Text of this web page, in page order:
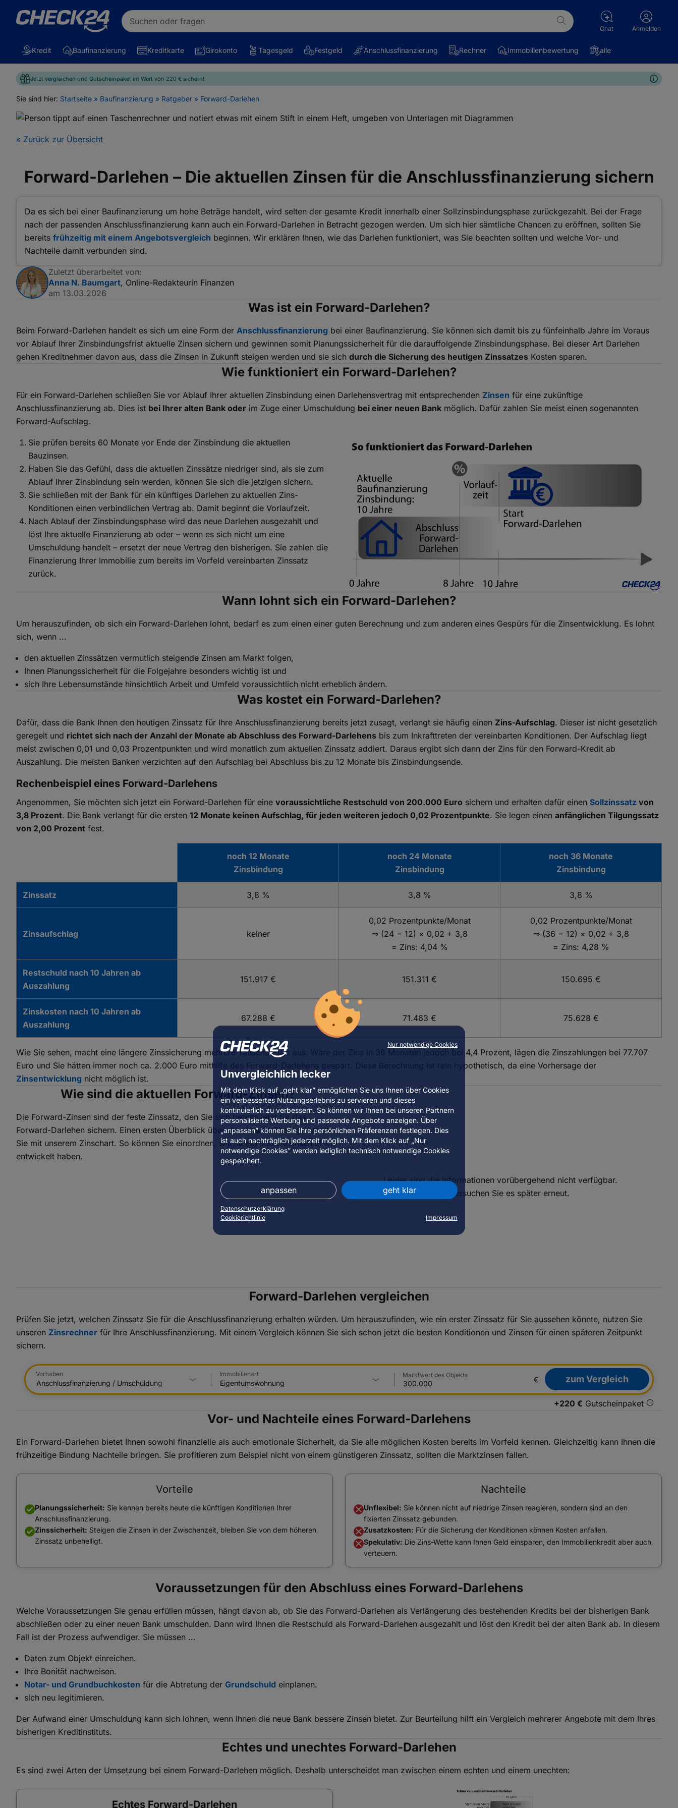
Nur notwendige Cookies
Unvergleichlich lecker
Mit dem Klick auf „geht klar” ermöglichen Sie uns Ihnen über Cookies
ein verbessertes Nutzungserlebnis zu servieren und dieses
kontinuierlich zu verbessern. So können wir Ihnen bei unseren Partnern
personalisierte Werbung und passende Angebote anzeigen. Über
„anpassen” können Sie Ihre persönlichen Präferenzen festlegen. Dies
ist auch nachträglich jederzeit möglich. Mit dem Klick auf „Nur
notwendige Cookies” werden lediglich technisch notwendige Cookies
gespeichert.
anpassen geht klar
Datenschutzerklärung
Cookierichtlinie
Impressum
Suchen oder fragen
Chat Anmelden
Kredit Baufinanzierung Kreditkarte Girokonto Tagesgeld Festgeld Anschlussfinanzierung Rechner Immobilienbewertung alle
Jetzt vergleichen und Gutscheinpaket im Wert von 220 € sichern!
Sie sind hier: Startseite » Baufinanzierung » Ratgeber » Forward-Darlehen
« Zurück zur Übersicht
Forward-Darlehen – Die aktuellen Zinsen für die Anschlussfinanzierung sichern
Da es sich bei einer Baufinanzierung um hohe Beträge handelt, wird selten der gesamte Kredit innerhalb einer Sollzinsbindungsphase zurückgezahlt. Bei der Frage
nach der passenden Anschlussfinanzierung kann auch ein Forward-Darlehen in Betracht gezogen werden. Um sich hier sämtliche Chancen zu eröffnen, sollten Sie
bereits frühzeitig mit einem Angebotsvergleich beginnen. Wir erklären Ihnen, wie das Darlehen funktioniert, was Sie beachten sollten und welche Vor- und
Nachteile damit verbunden sind.
Zuletzt überarbeitet von:
Anna N. Baumgart, Online-Redakteurin Finanzen
am 13.03.2026
Was ist ein Forward-Darlehen?
Beim Forward-Darlehen handelt es sich um eine Form der Anschlussfinanzierung bei einer Baufinanzierung. Sie können sich damit bis zu fünfeinhalb Jahre im Voraus
vor Ablauf Ihrer Zinsbindungsfrist aktuelle Zinsen sichern und gewinnen somit Planungssicherheit für die darauffolgende Zinsbindungsphase. Bei dieser Art Darlehen
gehen Kreditnehmer davon aus, dass die Zinsen in Zukunft steigen werden und sie sich durch die Sicherung des heutigen Zinssatzes Kosten sparen.
Wie funktioniert ein Forward-Darlehen?
Für ein Forward-Darlehen schließen Sie vor Ablauf Ihrer aktuellen Zinsbindung einen Darlehensvertrag mit entsprechenden Zinsen für eine zukünftige
Anschlussfinanzierung ab. Dies ist bei Ihrer alten Bank oder im Zuge einer Umschuldung bei einer neuen Bank möglich. Dafür zahlen Sie meist einen sogenannten
Forward-Aufschlag.
Sie prüfen bereits 60 Monate vor Ende der Zinsbindung die aktuellen
Bauzinsen.
Haben Sie das Gefühl, dass die aktuellen Zinssätze niedriger sind, als sie zum
Ablauf Ihrer Zinsbindung sein werden, können Sie sich die jetzigen sichern.
Sie schließen mit der Bank für ein künftiges Darlehen zu aktuellen Zins-
Konditionen einen verbindlichen Vertrag ab. Damit beginnt die Vorlaufzeit.
Nach Ablauf der Zinsbindungsphase wird das neue Darlehen ausgezahlt und
löst Ihre aktuelle Finanzierung ab oder – wenn es sich nicht um eine
Umschuldung handelt – ersetzt der neue Vertrag den bisherigen. Sie zahlen die
Finanzierung Ihrer Immobilie zum bereits im Vorfeld vereinbarten Zinssatz
zurück.
Wann lohnt sich ein Forward-Darlehen?
Um herauszufinden, ob sich ein Forward-Darlehen lohnt, bedarf es zum einen einer guten Berechnung und zum anderen eines Gespürs für die Zinsentwicklung. Es lohnt
sich, wenn ...
den aktuellen Zinssätzen vermutlich steigende Zinsen am Markt folgen,
Ihnen Planungssicherheit für die Folgejahre besonders wichtig ist und
sich Ihre Lebensumstände hinsichtlich Arbeit und Umfeld voraussichtlich nicht erheblich ändern.
Was kostet ein Forward-Darlehen?
Dafür, dass die Bank Ihnen den heutigen Zinssatz für Ihre Anschlussfinanzierung bereits jetzt zusagt, verlangt sie häufig einen Zins-Aufschlag. Dieser ist nicht gesetzlich
geregelt und richtet sich nach der Anzahl der Monate ab Abschluss des Forward-Darlehens bis zum Inkrafttreten der vereinbarten Konditionen. Der Aufschlag liegt
meist zwischen 0,01 und 0,03 Prozentpunkten und wird monatlich zum aktuellen Zinssatz addiert. Daraus ergibt sich dann der Zins für den Forward-Kredit ab
Auszahlung. Die meisten Banken verzichten auf den Aufschlag bei Abschluss bis zu 12 Monate bis Zinsbindungsende.
Rechenbeispiel eines Forward-Darlehens
Angenommen, Sie möchten sich jetzt ein Forward-Darlehen für eine voraussichtliche Restschuld von 200.000 Euro sichern und erhalten dafür einen Sollzinssatz von
3,8 Prozent. Die Bank verlangt für die ersten 12 Monate keinen Aufschlag, für jeden weiteren jedoch 0,02 Prozentpunkte. Sie legen einen anfänglichen Tilgungssatz
von 2,00 Prozent fest.
noch 12 Monate
Zinsbindung
noch 24 Monate
Zinsbindung
noch 36 Monate
Zinsbindung
Zinssatz 3,8 % 3,8 % 3,8 %
Zinsaufschlag keiner
0,02 Prozentpunkte/Monat
⇒ (24 − 12) × 0,02 + 3,8
= Zins: 4,04 %
0,02 Prozentpunkte/Monat
⇒ (36 − 12) × 0,02 + 3,8
= Zins: 4,28 %
Restschuld nach 10 Jahren ab
Auszahlung
151.917 € 151.311 € 150.695 €
Zinskosten nach 10 Jahren ab
Auszahlung
67.288 € 71.463 € 75.628 €
Wie Sie sehen, macht eine längere Zinssicherung mehrere Tausend Euro aus. Wäre der Zins in 36 Monaten jedoch bei 4,4 Prozent, lägen die Zinszahlungen bei 77.707
Euro und Sie hätten immer noch ca. 2.000 Euro mithilfe des Forward-Darlehens gespart. Diese Berechnung ist rein hypothetisch, da eine Vorhersage der
Zinsentwicklung nicht möglich ist.
Wie sind die aktuellen Forward-Zinsen?
Die Forward-Zinsen sind der feste Zinssatz, den Sie sich bereits jetzt für das
Forward-Darlehen sichern. Einen ersten Überblick über die aktuelle Zinslage erhalten
Sie mit unserem Zinschart. So können Sie einordnen, wie sich die Marktzinsen bisher
entwickelt haben.
Leider sind die Informationen vorübergehend nicht verfügbar.
Bitte versuchen Sie es später erneut.
Forward-Darlehen vergleichen
Prüfen Sie jetzt, welchen Zinssatz Sie für die Anschlussfinanzierung erhalten würden. Um herauszufinden, wie ein erster Zinssatz für Sie aussehen könnte, nutzen Sie
unseren Zinsrechner für Ihre Anschlussfinanzierung. Mit einem Vergleich können Sie sich schon jetzt die besten Konditionen und Zinsen für einen späteren Zeitpunkt
sichern.
Vorhaben Immobilienart Marktwert des Objekts zum Vergleich
+220 € Gutscheinpaket
Vor- und Nachteile eines Forward-Darlehens
Ein Forward-Darlehen bietet Ihnen sowohl finanzielle als auch emotionale Sicherheit, da Sie alle möglichen Kosten bereits im Vorfeld kennen. Gleichzeitig kann Ihnen die
frühzeitige Bindung Nachteile bringen. Sie profitieren zum Beispiel nicht von einem günstigeren Zinssatz, sollten die Marktzinsen fallen.
Vorteile
Planungssicherheit: Sie kennen bereits heute die künftigen Konditionen Ihrer
Anschlussfinanzierung.
Zinssicherheit: Steigen die Zinsen in der Zwischenzeit, bleiben Sie von dem höheren
Zinssatz unbehelligt.
Nachteile
Unflexibel: Sie können nicht auf niedrige Zinsen reagieren, sondern sind an den
fixierten Zinssatz gebunden.
Zusatzkosten: Für die Sicherung der Konditionen können Kosten anfallen.
Spekulativ: Die Zins-Wette kann Ihnen Geld einsparen, den Immobilienkredit aber auch
verteuern.
Voraussetzungen für den Abschluss eines Forward-Darlehens
Welche Voraussetzungen Sie genau erfüllen müssen, hängt davon ab, ob Sie das Forward-Darlehen als Verlängerung des bestehenden Kredits bei der bisherigen Bank
abschließen oder zu einer neuen Bank umschulden. Dann wird Ihnen die Restschuld als Forward-Darlehen ausgezahlt und löst den Kredit bei der alten Bank ab. In diesem
Fall ist der Prozess aufwendiger. Sie müssen ...
Daten zum Objekt einreichen.
Ihre Bonität nachweisen.
Notar- und Grundbuchkosten für die Abtretung der Grundschuld einplanen.
sich neu legitimieren.
Der Aufwand einer Umschuldung kann sich lohnen, wenn Ihnen die neue Bank bessere Zinsen bietet. Zur Beurteilung hilft ein Vergleich mehrerer Angebote mit dem Ihres
bisherigen Kreditinstituts.
Echtes und unechtes Forward-Darlehen
Es sind zwei Arten der Umsetzung bei einem Forward-Darlehen möglich. Deshalb unterscheidet man zwischen einem echten und einem unechten:
Echtes Forward-Darlehen